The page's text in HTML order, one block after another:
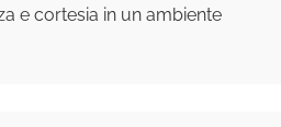
e cortesia in un ambiente